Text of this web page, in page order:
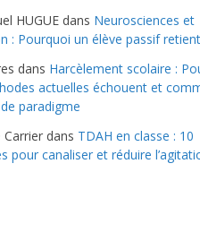
HUGUE dans Neurosciences et
: Pourquoi un élève passif
dans Harcèlement scolaire :
actuelles échouent et
paradigme
Carrier dans TDAH en classe : 10
pour canaliser et réduire